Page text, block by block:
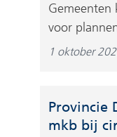
Gemeenten
voor
1 oktober
Provincie
mkb bij